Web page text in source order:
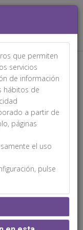
que permiten
servicios
de información
hábitos de
a partir de
páginas
el uso
pulse
por: